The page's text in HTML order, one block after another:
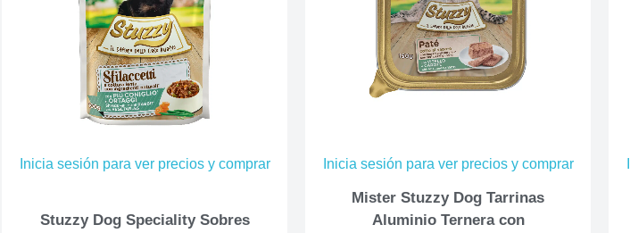
Inicia sesión para ver precios y comprar
Stuzzy Dog Speciality Sobres
Inicia sesión para ver precios y comprar
Mister Stuzzy Dog Tarrinas
Aluminio Ternera con